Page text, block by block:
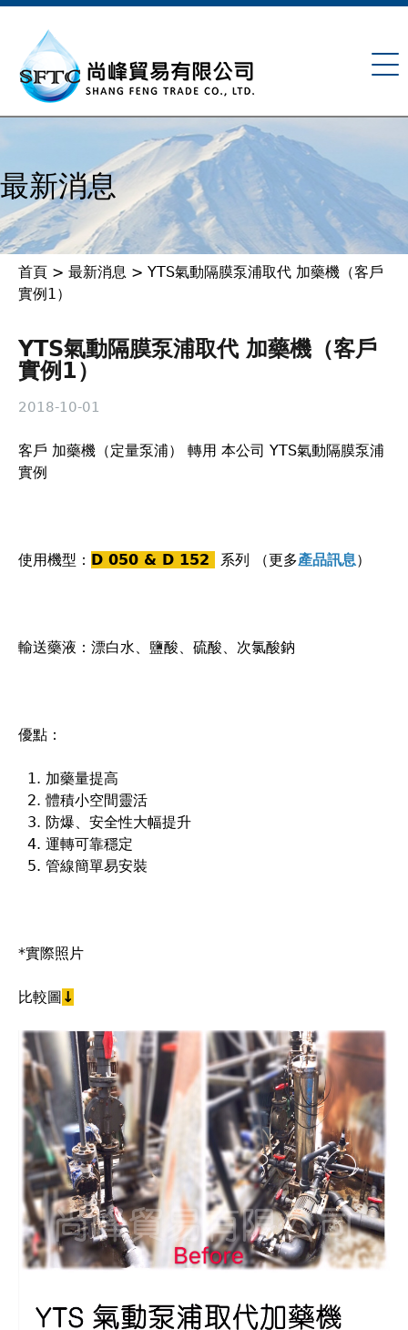
Jump to navigation
最新消息
您
這
裡
首頁 > 最新消息 > YTS氣動隔膜泵浦取代 加藥機（客戶
實例1）
YTS氣動隔膜泵浦取代 加藥機（客戶
實例1）
2018-10-01
客戶 加藥機（定量泵浦） 轉用 本公司 YTS氣動隔膜泵浦
實例
使用機型： D 050 & D 152 系列 （更多產品訊息）
輸送藥液：漂白水、鹽酸、硫酸、次氯酸鈉
優點：
加藥量提高
體積小空間靈活
防爆、安全性大幅提升
運轉可靠穩定
管線簡單易安裝
*實際照片
比較圖 ↓